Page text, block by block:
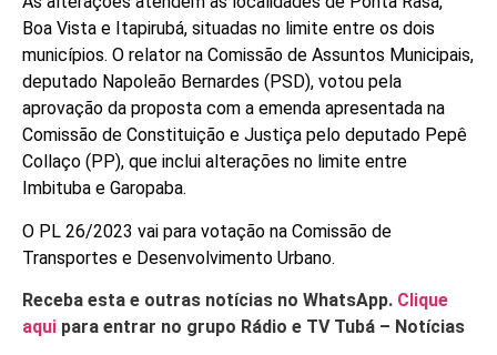
Boa Vista e Itapirubá, situadas no limite entre os dois
municípios. O relator na Comissão de Assuntos Municipais,
deputado Napoleão Bernardes (PSD), votou pela
aprovação da proposta com a emenda apresentada na
Comissão de Constituição e Justiça pelo deputado Pepê
Collaço (PP), que inclui alterações no limite entre
Imbituba e Garopaba.
O PL 26/2023 vai para votação na Comissão de
Transportes e Desenvolvimento Urbano.
Receba esta e outras notícias no WhatsApp. Clique
aqui para entrar no grupo Rádio e TV Tubá – Notícias